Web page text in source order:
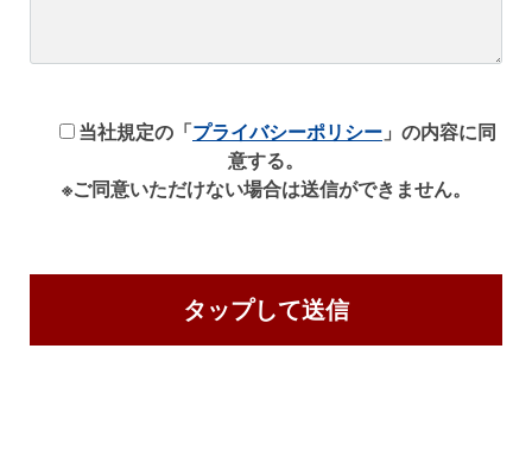
当社規定の「プライバシーポリシー 」の内容に同
意する。
※ご同意いただけない場合は送信ができません。